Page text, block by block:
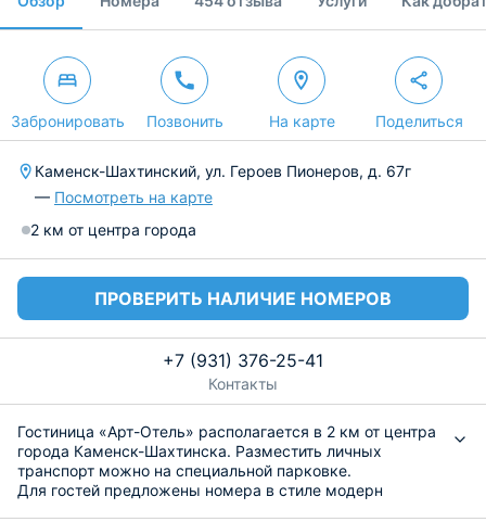
Забронировать Позвонить На карте Поделиться
Каменск-Шахтинский, ул. Героев Пионеров, д. 67г
— Посмотреть на карте
2 км от центра города
ПРОВЕРИТЬ НАЛИЧИЕ НОМЕРОВ
+7 (931) 376-25-41
Контакты
Гостиница «Арт-Отель» располагается в 2 км от центра
города Каменск-Шахтинска. Разместить личных
транспорт можно на специальной парковке.
Для гостей предложены номера в стиле модерн